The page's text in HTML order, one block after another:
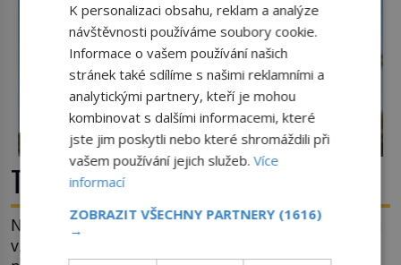
Tsunami: Když voda udeří pěstí!
Nejprve špetka školometské teorie. Výraz tsunami
vznikl spojením japonských slov tsu (přístav) a
K personalizaci obsahu, reklam a analýze
návštěvnosti používáme soubory cookie.
Informace o vašem používání našich
stránek také sdílíme s našimi reklamními a
analytickými partnery, kteří je mohou
kombinovat s dalšími informacemi, které
jste jim poskytli nebo které shromáždili při
vašem používání jejich služeb.Více
informací
ZOBRAZIT VŠECHNY PARTNERY (1616)
→